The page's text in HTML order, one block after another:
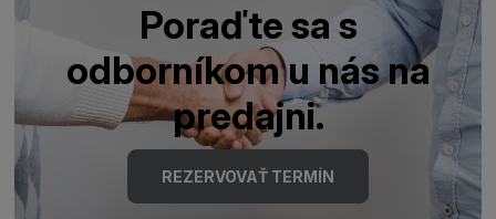
Poraďte sa s
odborníkom u nás na
predajni.
REZERVOVAŤ TERMÍN